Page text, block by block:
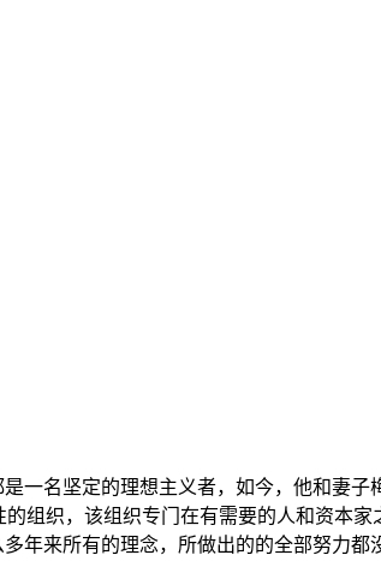
一名坚定的理想主义者，如今，他和妻
的组织，该组织专门在有需要的人和资
年来所有的理念，所做出的的全部努力